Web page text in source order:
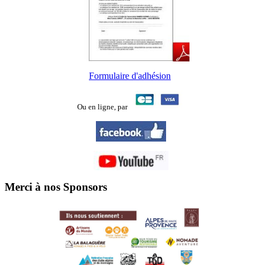
Formulaire d'adhésion
Ou en ligne, par
Merci à nos Sponsors